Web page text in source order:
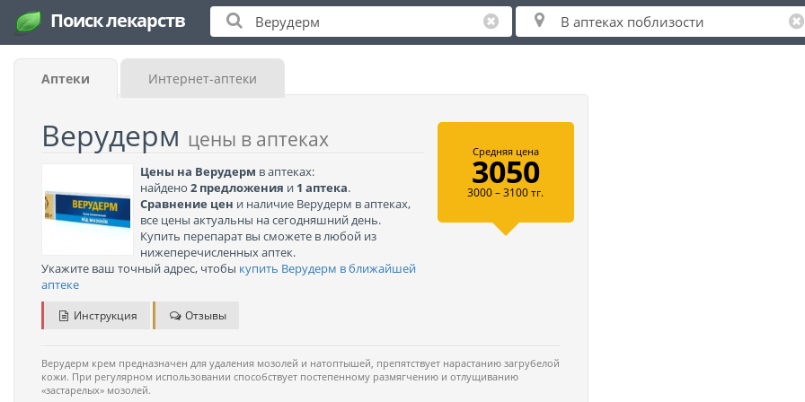
Поиск лекарств
Аптеки Интернет-аптеки
Верудерм цены в аптеках
Цены на Верудерм в аптеках:
найдено 2 предложения и 1 аптека.
Сравнение цен и наличие Верудерм в аптеках,
все цены актуальны на сегодняшний день.
Купить перепарат вы сможете в любой из
нижеперечисленных аптек.
Укажите ваш точный адрес, чтобы купить Верудерм в ближайшей
аптеке
Инструкция Отзывы
Средняя цена
3050
3000 – 3100 тг.
Верудерм крем предназначен для удаления мозолей и натоптышей, препятствует нарастанию загрубелой
кожи. При регулярном использовании способствует постепенному размягчению и отлущиванию
«застарелых» мозолей.